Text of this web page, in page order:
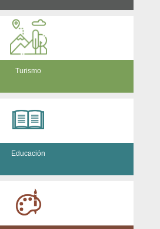
Turismo
Educación